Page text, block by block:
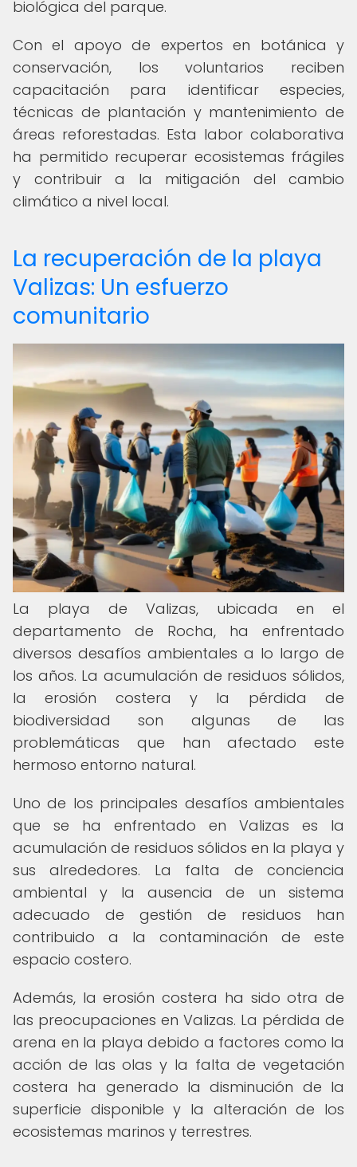
biológica del parque.
Con el apoyo de expertos en botánica y
conservación, los voluntarios reciben
capacitación para identificar especies,
técnicas de plantación y mantenimiento de
áreas reforestadas. Esta labor colaborativa
ha permitido recuperar ecosistemas frágiles
y contribuir a la mitigación del cambio
climático a nivel local.
La recuperación de la playa
Valizas: Un esfuerzo
comunitario
La playa de Valizas, ubicada en el
departamento de Rocha, ha enfrentado
diversos desafíos ambientales a lo largo de
los años. La acumulación de residuos sólidos,
la erosión costera y la pérdida de
biodiversidad son algunas de las
problemáticas que han afectado este
hermoso entorno natural.
Uno de los principales desafíos ambientales
que se ha enfrentado en Valizas es la
acumulación de residuos sólidos en la playa y
sus alrededores. La falta de conciencia
ambiental y la ausencia de un sistema
adecuado de gestión de residuos han
contribuido a la contaminación de este
espacio costero.
Además, la erosión costera ha sido otra de
las preocupaciones en Valizas. La pérdida de
arena en la playa debido a factores como la
acción de las olas y la falta de vegetación
costera ha generado la disminución de la
superficie disponible y la alteración de los
ecosistemas marinos y terrestres.